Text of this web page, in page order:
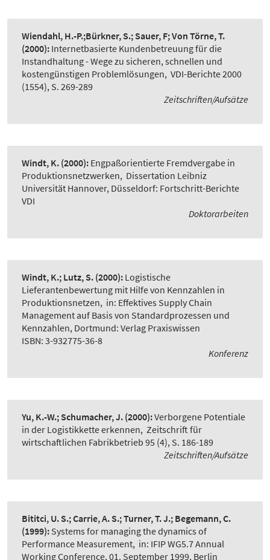
Wiendahl, H.-P.;Bürkner, S.; Sauer, F; Von Törne, T.
(2000): Internetbasierte Kundenbetreuung für die
Instandhaltung - Wege zu sicheren, schnellen und
kostengünstigen Problemlösungen, VDI-Berichte 2000
(1554), S. 269-289
Zeitschriften/Aufsätze
Windt, K. (2000): Engpaßorientierte Fremdvergabe in
Produktionsnetzwerken, Dissertation Leibniz
Universität Hannover, Düsseldorf: Fortschritt-Berichte
VDI
Doktorarbeiten
Windt, K.; Lutz, S. (2000): Logistische
Lieferantenbewertung mit Hilfe von Kennzahlen in
Produktionsnetzen, in: Effektives Supply Chain
Management auf Basis von Standardprozessen und
Kennzahlen, Dortmund: Verlag Praxiswissen
ISBN: 3-932775-36-8
Konferenz
Yu, K.-W.; Schumacher, J. (2000):Verborgene Potentiale
in der Logistikkette erkennen, Zeitschrift für
wirtschaftlichen Fabrikbetrieb 95 (4), S. 186-189
Zeitschriften/Aufsätze
Bititci, U. S.; Carrie, A. S.; Turner, T. J.; Begemann, C.
(1999): Systems for managing the dynamics of
Performance Measurement, in: IFIP WG5.7 Annual
Working Conference, 01. September 1999, Berlin